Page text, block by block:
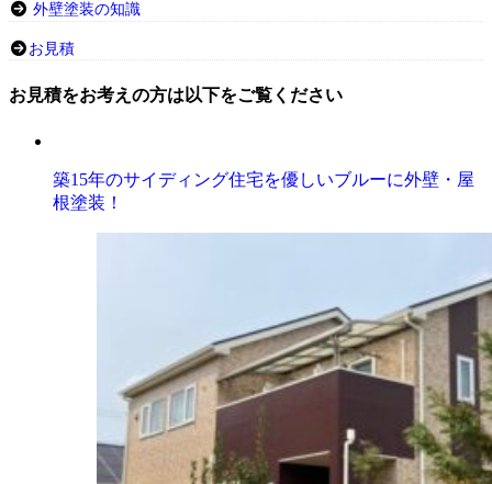
外壁塗装の知識
お見積
お見積をお考えの方は以下をご覧ください
築15年のサイディング住宅を優しいブルーに外壁・屋
根塗装！